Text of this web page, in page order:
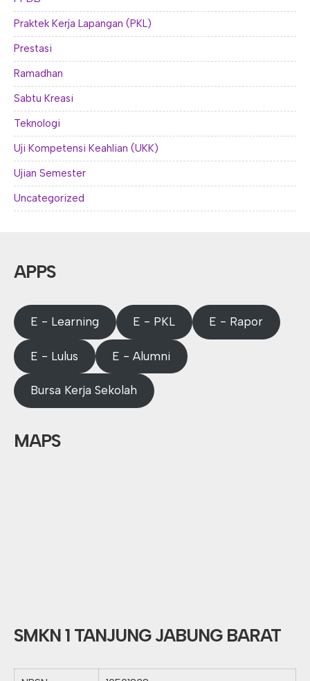
Praktek Kerja Lapangan (PKL)
Prestasi
Ramadhan
Sabtu Kreasi
Teknologi
Uji Kompetensi Keahlian (UKK)
Ujian Semester
Uncategorized
APPS
E - Learning E - PKL E - Rapor
E - Lulus E - Alumni
Bursa Kerja Sekolah
MAPS
SMKN 1 TANJUNG JABUNG BARAT